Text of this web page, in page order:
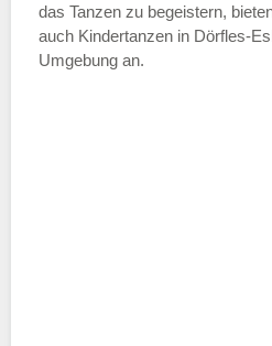
das Tanzen zu begeistern,
auch Kindertanzen in Dörfles-
Umgebung an.